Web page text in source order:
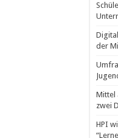
der
Mittel
zwei
HPI